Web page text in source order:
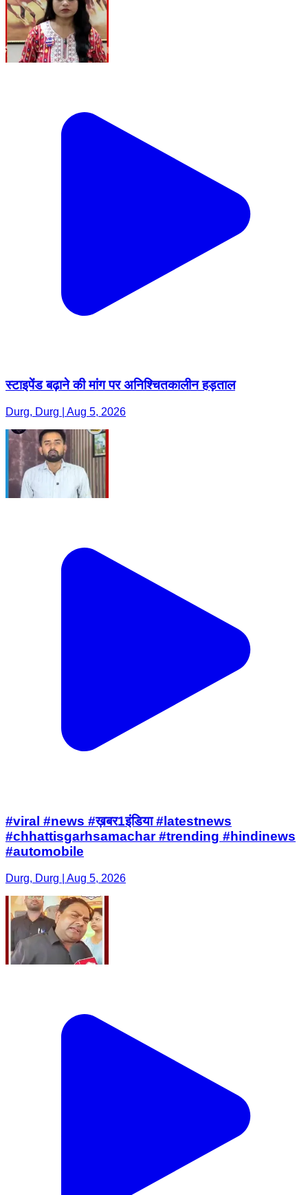
स्टाइपेंड बढ़ाने की मांग पर अनिश्चितकालीन हड़ताल
Durg, Durg | Aug 5, 2026
#viral #news #ख़बर1इंडिया #latestnews
#chhattisgarhsamachar #trending #hindinews
#automobile
Durg, Durg | Aug 5, 2026